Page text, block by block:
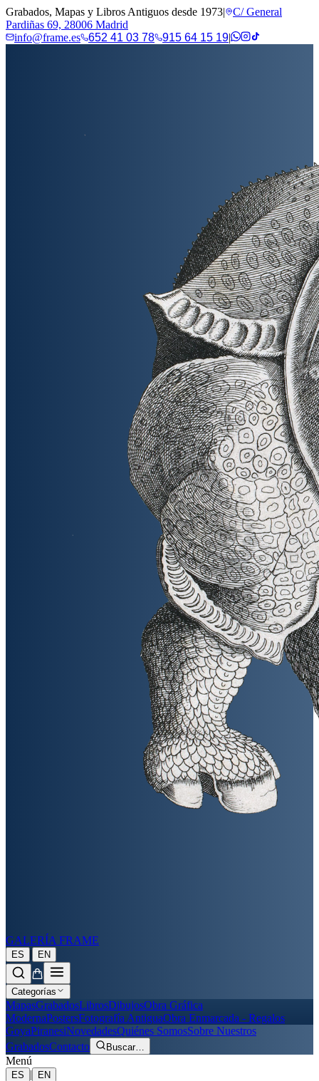
Grabados, Mapas y Libros Antiguos desde 1973|
C/ General
Pardiñas 69, 28006 Madrid
info@frame.es
652 41 03 78 915 64 15 19|
GALERÍA FRAME
ES | EN
Categorías
MapasGrabadosLibrosDibujosObra Gráfica
ModernaPostersFotografía AntiguaObra Enmarcada - Regalos
GoyaPiranesiNovedadesQuiénes SomosSobre Nuestros
GrabadosContacto Buscar…
Menú
ES |
EN